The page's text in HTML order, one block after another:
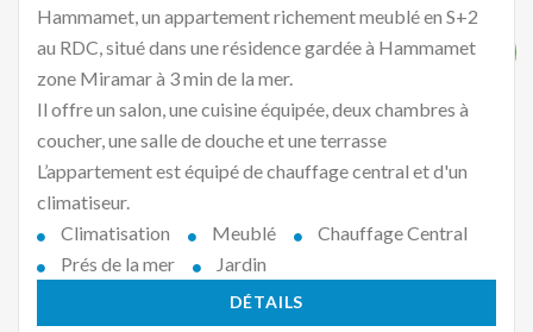
Hammamet, un appartement richement meublé en S+2
au RDC, situé dans une résidence gardée à Hammamet
zone Miramar à 3 min de la mer.
Il offre un salon, une cuisine équipée, deux chambres à
coucher, une salle de douche et une terrasse
L’appartement est équipé de chauffage central et d'un
climatiseur.
Climatisation
Meublé
Chauffage Central
Prés de la mer
Jardin
DÉTAILS